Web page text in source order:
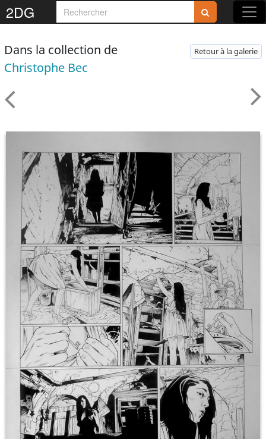
2DG
Dans la collection de
Christophe Bec
Retour à la galerie